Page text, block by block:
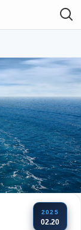
2025
02.20